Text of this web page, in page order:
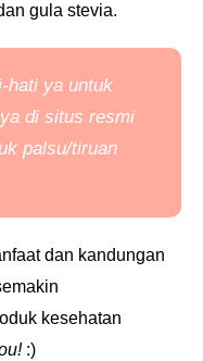
gula stevia.
hati ya untuk
di situs resmi
palsu/tiruan
dan kandungan
kesehatan
:)